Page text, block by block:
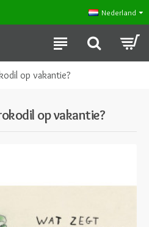
Nederland
op vakantie?
op vakantie?